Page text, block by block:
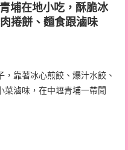
埔在地小吃，酥脆冰
捲餅、麵食跟滷味
靠著冰心煎餃、爆汁水餃、
菜滷味，在中壢青埔一帶聞